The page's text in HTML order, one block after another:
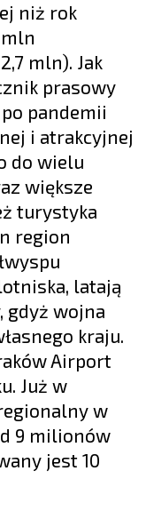
niż rok
mln). Jak
prasowy
pandemii
i atrakcyjnej
do wielu
większe
turystyka
region
latają
gdyż wojna
kraju.
Airport
Już w
w
9 milionów
jest 10